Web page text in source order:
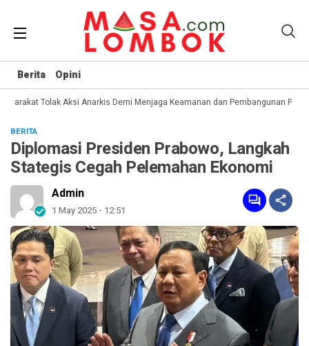
Berita Opini
Tolak Aksi Anarkis Demi Menjaga Keamanan dan Pembangunan Papua
BERITA
Diplomasi Presiden Prabowo, Langkah
Stategis Cegah Pelemahan Ekonomi
Admin
1 May 2025 - 12:51